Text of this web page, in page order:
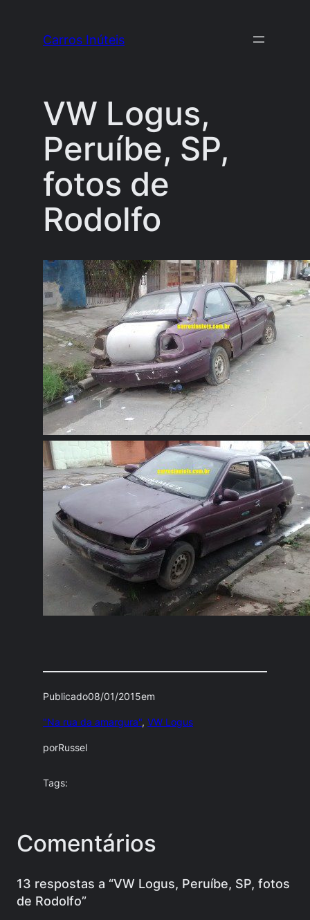
Carros Inúteis
VW Logus,
Peruíbe, SP,
fotos de
Rodolfo
Publicado08/01/2015em
"Na rua da amargura", VW Logus
porRussel
Tags:
Comentários
13 respostas a “VW Logus, Peruíbe, SP, fotos
de Rodolfo”